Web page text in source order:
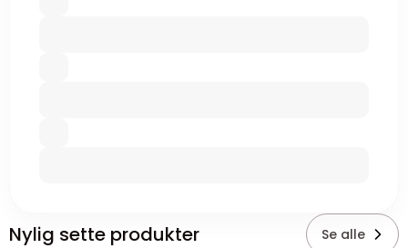
Nylig sette produkter Se alle